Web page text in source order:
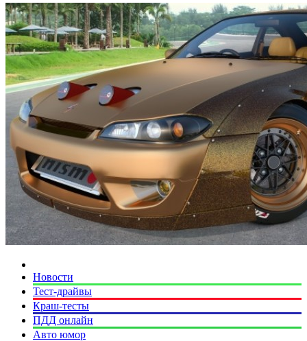
Новости
Тест-драйвы
Краш-тесты
ПДД онлайн
Авто юмор